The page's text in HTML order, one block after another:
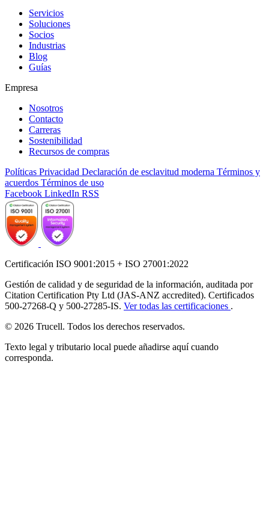
Servicios
Soluciones
Socios
Industrias
Blog
Guías
Empresa
Nosotros
Contacto
Carreras
Sostenibilidad
Recursos de compras
Políticas Privacidad Declaración de esclavitud moderna Términos y
acuerdos Términos de uso
Facebook LinkedIn RSS
Certificación ISO 9001:2015 + ISO 27001:2022
Gestión de calidad y de seguridad de la información, auditada por
Citation Certification Pty Ltd (JAS-ANZ accredited). Certificados
500-27268-Q y 500-27285-IS. Ver todas las certificaciones .
© 2026 Trucell. Todos los derechos reservados.
Texto legal y tributario local puede añadirse aquí cuando
corresponda.